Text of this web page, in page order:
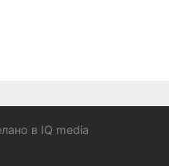
в IQ media